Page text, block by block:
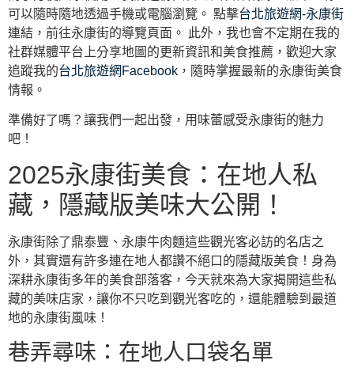
可以隨時隨地透過手機或電腦瀏覽。 點擊台北旅遊網-永康街
連結，前往永康街的導覽頁面。 此外，我也會不定期在我的
社群媒體平台上分享地圖的更新資訊和美食推薦，歡迎大家
追蹤我的台北旅遊網Facebook ，隨時掌握最新的永康街美食
情報。
準備好了嗎？讓我們一起出發，用味蕾感受永康街的魅力
吧！
2025永康街美食：在地人私
藏，隱藏版美味大公開！
永康街除了鼎泰豐、永康牛肉麵這些觀光客必訪的名店之
外，其實還有許多連在地人都讚不絕口的隱藏版美食！身為
深耕永康街多年的美食部落客，今天就來為大家揭開這些私
藏的美味店家，讓你不只吃到觀光客吃的，還能體驗到最道
地的永康街風味！
巷弄尋味：在地人口袋名單